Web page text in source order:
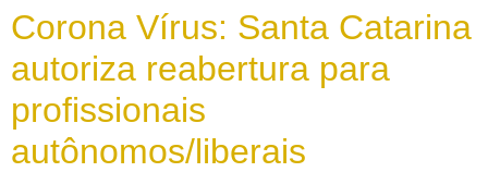
Corona Vírus: Santa Catarina
autoriza reabertura para
profissionais
autônomos/liberais